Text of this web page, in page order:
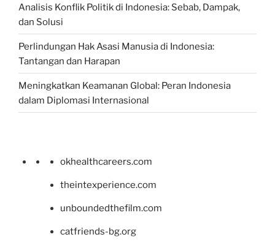
Analisis Konflik Politik di Indonesia: Sebab, Dampak,
dan Solusi
Perlindungan Hak Asasi Manusia di Indonesia:
Tantangan dan Harapan
Meningkatkan Keamanan Global: Peran Indonesia
dalam Diplomasi Internasional
okhealthcareers.com
theintexperience.com
unboundedthefilm.com
catfriends-bg.org